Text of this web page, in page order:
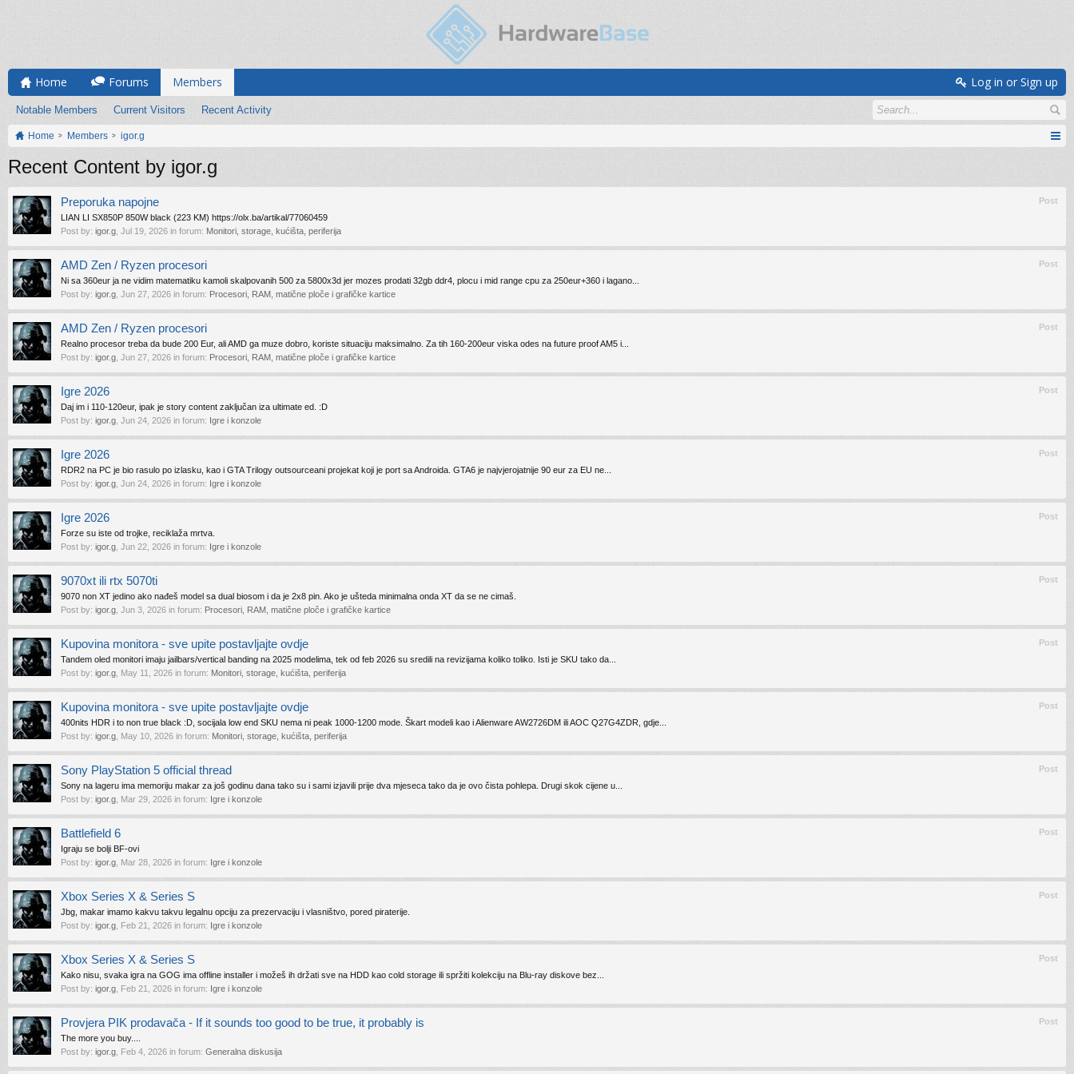
Home Forums Members
Notable Members Current Visitors Recent Activity
Log in or Sign up
Home Members igor.g
Recent Content by igor.g
Post
Preporuka napojne
LIAN LI SX850P 850W black (223 KM) https://olx.ba/artikal/77060459
Post by: igor.g Jul 19, 2026 in forum: Monitori, storage, kućišta, periferija
Post
AMD Zen / Ryzen procesori
Ni sa 360eur ja ne vidim matematiku kamoli skalpovanih 500 za 5800x3d jer mozes prodati 32gb ddr4, plocu i mid range cpu za 250eur+360 i lagano...
Post by: igor.g Jun 27, 2026 in forum: Procesori, RAM, matične ploče i grafičke kartice
Post
AMD Zen / Ryzen procesori
Realno procesor treba da bude 200 Eur, ali AMD ga muze dobro, koriste situaciju maksimalno. Za tih 160-200eur viska odes na future proof AM5 i...
Post by: igor.g Jun 27, 2026 in forum: Procesori, RAM, matične ploče i grafičke kartice
Post
Igre 2026
Daj im i 110-120eur, ipak je story content zaključan iza ultimate ed. :D
Post by: igor.g Jun 24, 2026 in forum: Igre i konzole
Post
Igre 2026
RDR2 na PC je bio rasulo po izlasku, kao i GTA Trilogy outsourceani projekat koji je port sa Androida. GTA6 je najvjerojatnije 90 eur za EU ne...
Post by: igor.g Jun 24, 2026 in forum: Igre i konzole
Post
Igre 2026
Forze su iste od trojke, reciklaža mrtva.
Post by: igor.g Jun 22, 2026 in forum: Igre i konzole
Post
9070xt ili rtx 5070ti
9070 non XT jedino ako nađeš model sa dual biosom i da je 2x8 pin. Ako je ušteda minimalna onda XT da se ne cimaš.
Post by: igor.g Jun 3, 2026 in forum: Procesori, RAM, matične ploče i grafičke kartice
Post
Kupovina monitora - sve upite postavljajte ovdje
Tandem oled monitori imaju jailbars/vertical banding na 2025 modelima, tek od feb 2026 su sredili na revizijama koliko toliko. Isti je SKU tako da...
Post by: igor.g May 11, 2026 in forum: Monitori, storage, kućišta, periferija
Post
Kupovina monitora - sve upite postavljajte ovdje
400nits HDR i to non true black :D, socijala low end SKU nema ni peak 1000-1200 mode. Škart modeli kao i Alienware AW2726DM ili AOC Q27G4ZDR, gdje...
Post by: igor.g May 10, 2026 in forum: Monitori, storage, kućišta, periferija
Post
Sony PlayStation 5 official thread
Sony na lageru ima memoriju makar za još godinu dana tako su i sami izjavili prije dva mjeseca tako da je ovo čista pohlepa. Drugi skok cijene u...
Post by: igor.g Mar 29, 2026 in forum: Igre i konzole
Post
Battlefield 6
Igraju se bolji BF-ovi
Post by: igor.g Mar 28, 2026 in forum: Igre i konzole
Post
Xbox Series X & Series S
Jbg, makar imamo kakvu takvu legalnu opciju za prezervaciju i vlasništvo, pored piraterije.
Post by: igor.g Feb 21, 2026 in forum: Igre i konzole
Post
Xbox Series X & Series S
Kako nisu, svaka igra na GOG ima offline installer i možeš ih držati sve na HDD kao cold storage ili spržiti kolekciju na Blu-ray diskove bez...
Post by: igor.g Feb 21, 2026 in forum: Igre i konzole
Post
Provjera PIK prodavača - If it sounds too good to be true, it probably is
The more you buy....
Post by: igor.g Feb 4, 2026 in forum: Generalna diskusija